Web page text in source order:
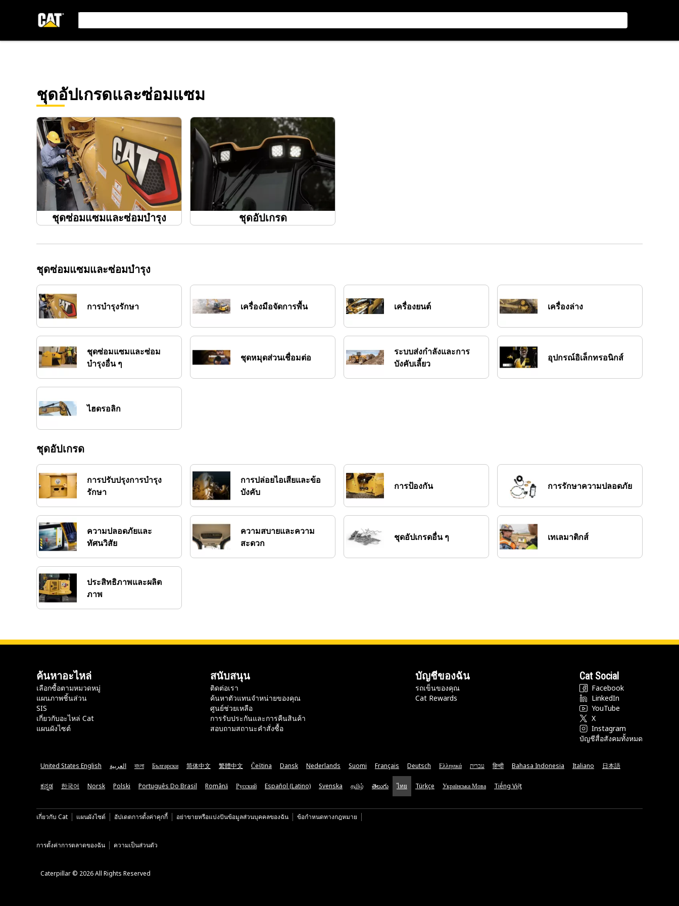
ชุดอัปเกรดและซ่อมแซม
ชุดซ่อมแซมและซ่อมบำรุง ชุดอัปเกรด
ชุดซ่อมแซมและซ่อมบำรุง
การบำรุงรักษา เครื่องมือจัดการพื้น เครื่องยนต์ เครื่องล่าง
ชุดซ่อมแซมและซ่อม
บำรุงอื่น ๆ
ชุดหมุดส่วนเชื่อมต่อ
ระบบส่งกำลังและการ
บังคับเลี้ยว
อุปกรณ์อิเล็กทรอนิกส์
ไฮดรอลิก
ชุดอัปเกรด
การปรับปรุงการบำรุง
รักษา
การปล่อยไอเสียและข้อ
บังคับ
การป้องกัน การรักษาความปลอดภัย
ความปลอดภัยและ
ทัศนวิสัย
ความสบายและความ
สะดวก
ชุดอัปเกรดอื่น ๆ เทเลมาติกส์
ประสิทธิภาพและผลิต
ภาพ
ค้นหาอะไหล่
เลือกซื้อตามหมวดหมู่
แผนภาพชิ้นส่วน
SIS
เกี่ยวกับอะไหล่ Cat
แผนผังไซต์
สนับสนุน
ติดต่อเรา
ค้นหาตัวแทนจำหน่ายของคุณ
ศูนย์ช่วยเหลือ
การรับประกันและการคืนสินค้า
สอบถามสถานะคำสั่งซื้อ
บัญชีของฉัน
รถเข็นของคุณ
Cat Rewards
Cat Social
Facebook
LinkedIn
YouTube
X
Instagram
บัญชีสื่อสังคมทั้งหมด
United States English العربية বাংলা Български 简体中文 繁體中文 Čeština Dansk Nederlands Suomi Français Deutsch Ελληνικά עברית हिन्दी Bahasa Indonesia Italiano 日本語
ಕನ್ನಡ 한국어 Norsk Polski Português Do Brasil Română Русский Español (Latino) Svenska தமிழ் తెలుగు ไทย Türkçe Українська Мова Tiếng Việt
เกี่ยวกับ Cat แผนผังไซต์ อัปเดตการตั้งค่าคุกกี้ อย่าขายหรือแบ่งปันข้อมูลส่วนบุคคลของฉัน ข้อกำหนดทางกฎหมาย
การตั้งค่าการตลาดของฉัน ความเป็นส่วนตัว
Caterpillar © 2026 All Rights Reserved